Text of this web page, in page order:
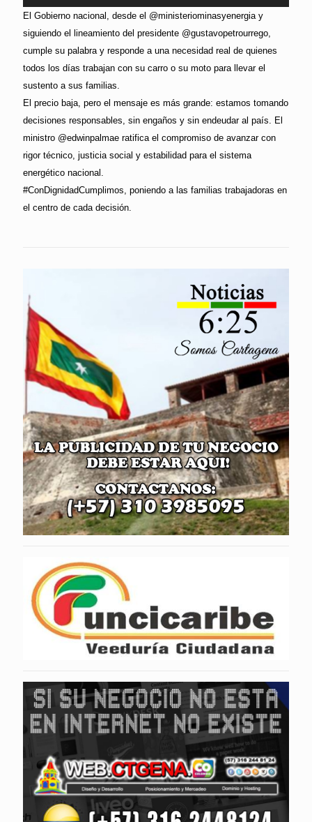
El Gobierno nacional, desde el @ministeriominasyenergia y
siguiendo el lineamiento del presidente @gustavopetrourrego,
cumple su palabra y responde a una necesidad real de quienes
todos los días trabajan con su carro o su moto para llevar el
sustento a sus familias.
El precio baja, pero el mensaje es más grande: estamos tomando
decisiones responsables, sin engaños y sin endeudar al país. El
ministro @edwinpalmae ratifica el compromiso de avanzar con
rigor técnico, justicia social y estabilidad para el sistema
energético nacional.
#ConDignidadCumplimos, poniendo a las familias trabajadoras en
el centro de cada decisión.